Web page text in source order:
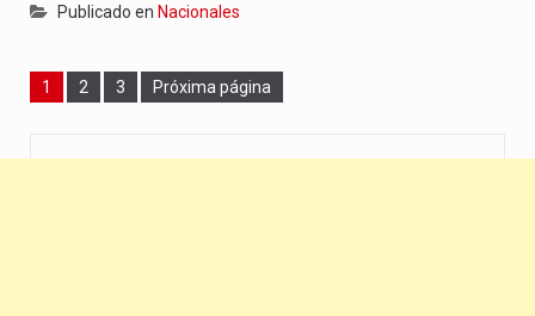
Publicado en Nacionales
Page
1 Page
2 Page
3 Próxima página